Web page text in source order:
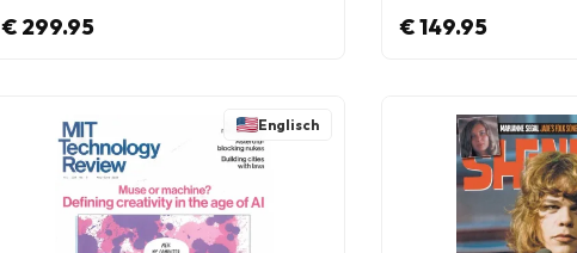
€ 299.95 € 149.95
Englisch